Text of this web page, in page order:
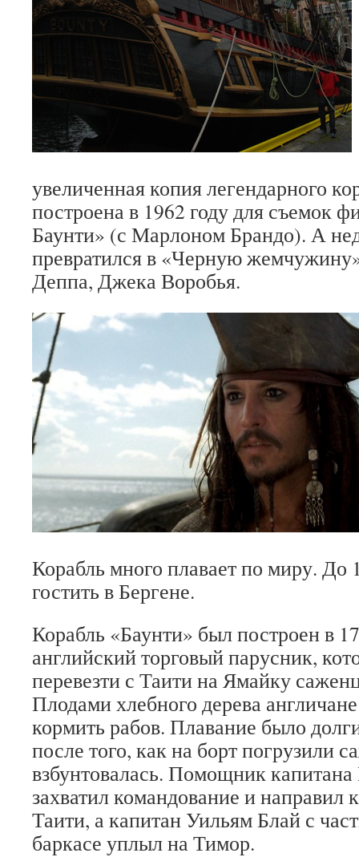
увеличенная копия легендарного
построена в 1962 году для съемок
Баунти» (с Марлоном Брандо). А
превратился в «Черную
Деппа, Джека Воробья.
Корабль много плавает по миру. До
гостить в Бергене.
Корабль «Баунти» был построен в
английский торговый парусник,
перевезти с Таити на Ямайку
Плодами хлебного дерева
кормить рабов. Плавание было
после того, как на борт погрузили
взбунтовалась. Помощник
захватил командование и направил
Таити, а капитан Уильям Блай с
баркасе уплыл на Тимор.